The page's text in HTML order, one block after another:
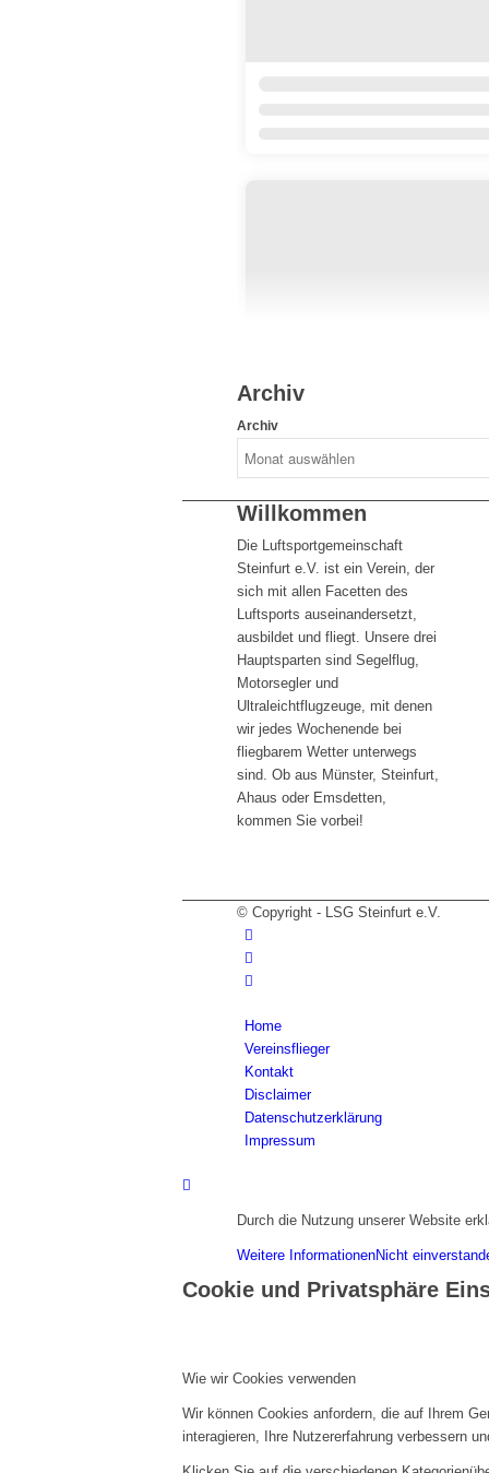
Archiv
Archiv
Willkommen
Die Luftsportgemeinschaft
Steinfurt e.V. ist ein Verein, der
sich mit allen Facetten des
Luftsports auseinandersetzt,
ausbildet und fliegt. Unsere drei
Hauptsparten sind Segelflug,
Motorsegler und
Ultraleichtflugzeuge, mit denen
wir jedes Wochenende bei
fliegbarem Wetter unterwegs
sind. Ob aus Münster, Steinfurt,
Ahaus oder Emsdetten,
kommen Sie vorbei!
© Copyright - LSG Steinfurt e.V.
Home
Vereinsflieger
Kontakt
Disclaimer
Datenschutzerklärung
Impressum
Durch die Nutzung unserer Website
Weitere InformationenNicht
Cookie und Privatsphäre
Wie wir Cookies verwenden
Wir können Cookies anfordern, die auf Ihrem
interagieren, Ihre Nutzererfahrung verbessern